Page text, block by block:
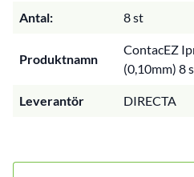
Antal: 8 st
Produktnamn
ContacEZ
(0,10mm) 8
Leverantör DIRECTA